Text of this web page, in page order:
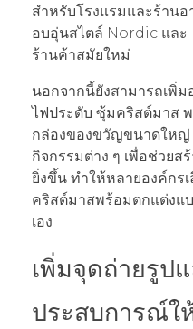
สำหรับโรงแรมและร้าน
อบอุ่นสไตล์ Nordic แล
ร้านค้าสมัยใหม่
นอกจากนี้ยังสามารถเพิ่ม
ไฟประดับ ซุ้มคริสต์มาส พ
กล่องของขวัญขนาดให
กิจกรรมต่าง ๆ เพื่อช่วย
ยิ่งขึ้น ทำให้หลายองค์กร
คริสต์มาสพร้อมตกแต่งแ
เอง
เพิ่มจุดถ่ายรูป
ประสบการณ์ใ